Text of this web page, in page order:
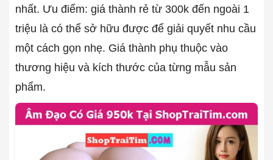
nhất. Ưu điểm: giá thành rẻ từ 300k đến ngoài 1
triệu là có thể sở hữu được để giải quyết nhu cầu
một cách gọn nhẹ. Giá thành phụ thuộc vào
thương hiệu và kích thước của từng mẫu sản
phẩm.